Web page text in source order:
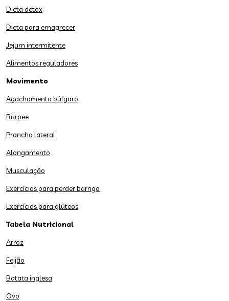
Dieta detox
Dieta para emagrecer
Jejum intermitente
Alimentos reguladores
Movimento
Agachamento búlgaro
Burpee
Prancha lateral
Alongamento
Musculação
Exercícios para perder barriga
Exercícios para glúteos
Tabela Nutricional
Arroz
Feijão
Batata inglesa
Ovo